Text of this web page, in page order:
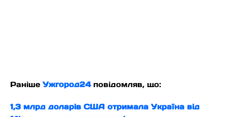
Раніше Ужгород24повідомляв, що:
1,3 млрд доларів США отримала Україна від